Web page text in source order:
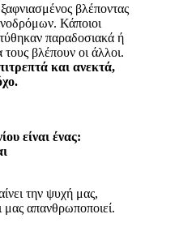
βλέποντας
Κάποιοι
παραδοσιακά ή
βλέπουν οι άλλοι.
και ανεκτά,
είναι ένας:
την ψυχή μας,
μας απανθρωποποιεί.